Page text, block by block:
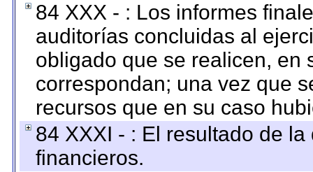
84 XXX - : Los informes
auditorías concluidas al
obligado que se realicen, en
correspondan; una vez que
recursos que en su caso
84 XXXI - : El resultado de
financieros.